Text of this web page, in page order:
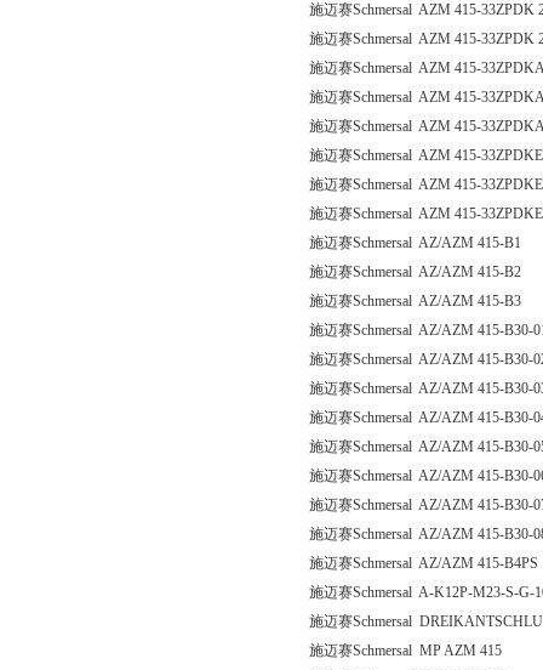
施迈赛Schmersal AZM 415-33ZPDK
施迈赛Schmersal AZM 415-33ZPDK
施迈赛Schmersal AZM 415-
施迈赛Schmersal AZM 415-
施迈赛Schmersal AZM 415-
施迈赛Schmersal AZM 415-
施迈赛Schmersal AZM 415-
施迈赛Schmersal AZM 415-
施迈赛Schmersal AZ/AZM 415-B1
施迈赛Schmersal AZ/AZM 415-B2
施迈赛Schmersal AZ/AZM 415-B3
施迈赛Schmersal AZ/AZM 415-B30-
施迈赛Schmersal AZ/AZM 415-B30-
施迈赛Schmersal AZ/AZM 415-B30-
施迈赛Schmersal AZ/AZM 415-B30-
施迈赛Schmersal AZ/AZM 415-B30-
施迈赛Schmersal AZ/AZM 415-B30-
施迈赛Schmersal AZ/AZM 415-B30-
施迈赛Schmersal AZ/AZM 415-B30-
施迈赛Schmersal AZ/AZM 415-B4PS
施迈赛Schmersal A-K12P-M23-S-G-
施迈赛Schmersal
施迈赛Schmersal MP AZM 415